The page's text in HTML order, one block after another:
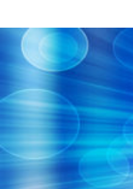
to
content